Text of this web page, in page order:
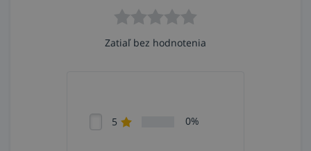
Zatiaľ bez hodnotenia
5 0%